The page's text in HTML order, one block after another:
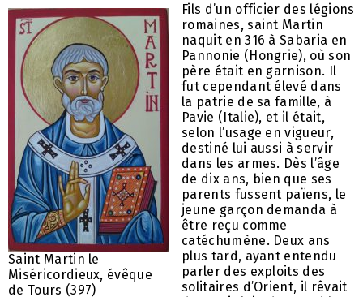
Saint Martin le
Miséricordieux, évêque
de Tours (397)
Fils d’un officier des légions
romaines, saint Martin
naquit en 316 à Sabaria en
Pannonie (Hongrie), où son
père était en garnison. Il
fut cependant élevé dans
la patrie de sa famille, à
Pavie (Italie), et il était,
selon l’usage en vigueur,
destiné lui aussi à servir
dans les armes. Dès l’âge
de dix ans, bien que ses
parents fussent païens, le
jeune garçon demanda à
être reçu comme
catéchumène. Deux ans
plus tard, ayant entendu
parler des exploits des
solitaires d’Orient, il rêvait